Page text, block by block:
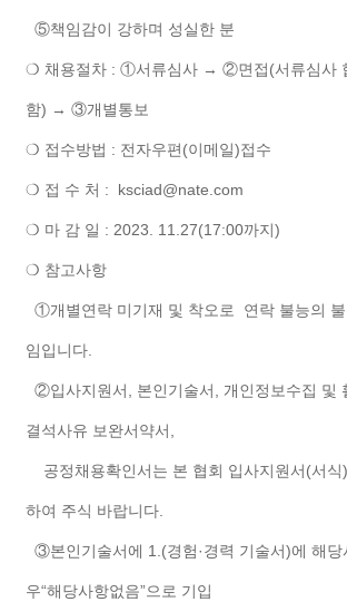
⑤책임감이 강하며 성실한 분
❍ 채용절차 : ①서류심사 → ②면접(서류심사
함) → ③개별통보
❍ 접수방법 : 전자우편(이메일)접수
❍ 접 수 처 : ksciad@nate.com
❍ 마 감 일 : 2023. 11.27(17:00까지)
❍ 참고사항
①개별연락 미기재 및 착오로 연락 불능의 불
임입니다.
②입사지원서, 본인기술서, 개인정보수집 및
결석사유 보완서약서,
공정채용확인서는 본 협회 입사지원서(서식
하여 주식 바랍니다.
③본인기술서에 1.(경험·경력 기술서)에 해당
우“해당사항없음”으로 기입